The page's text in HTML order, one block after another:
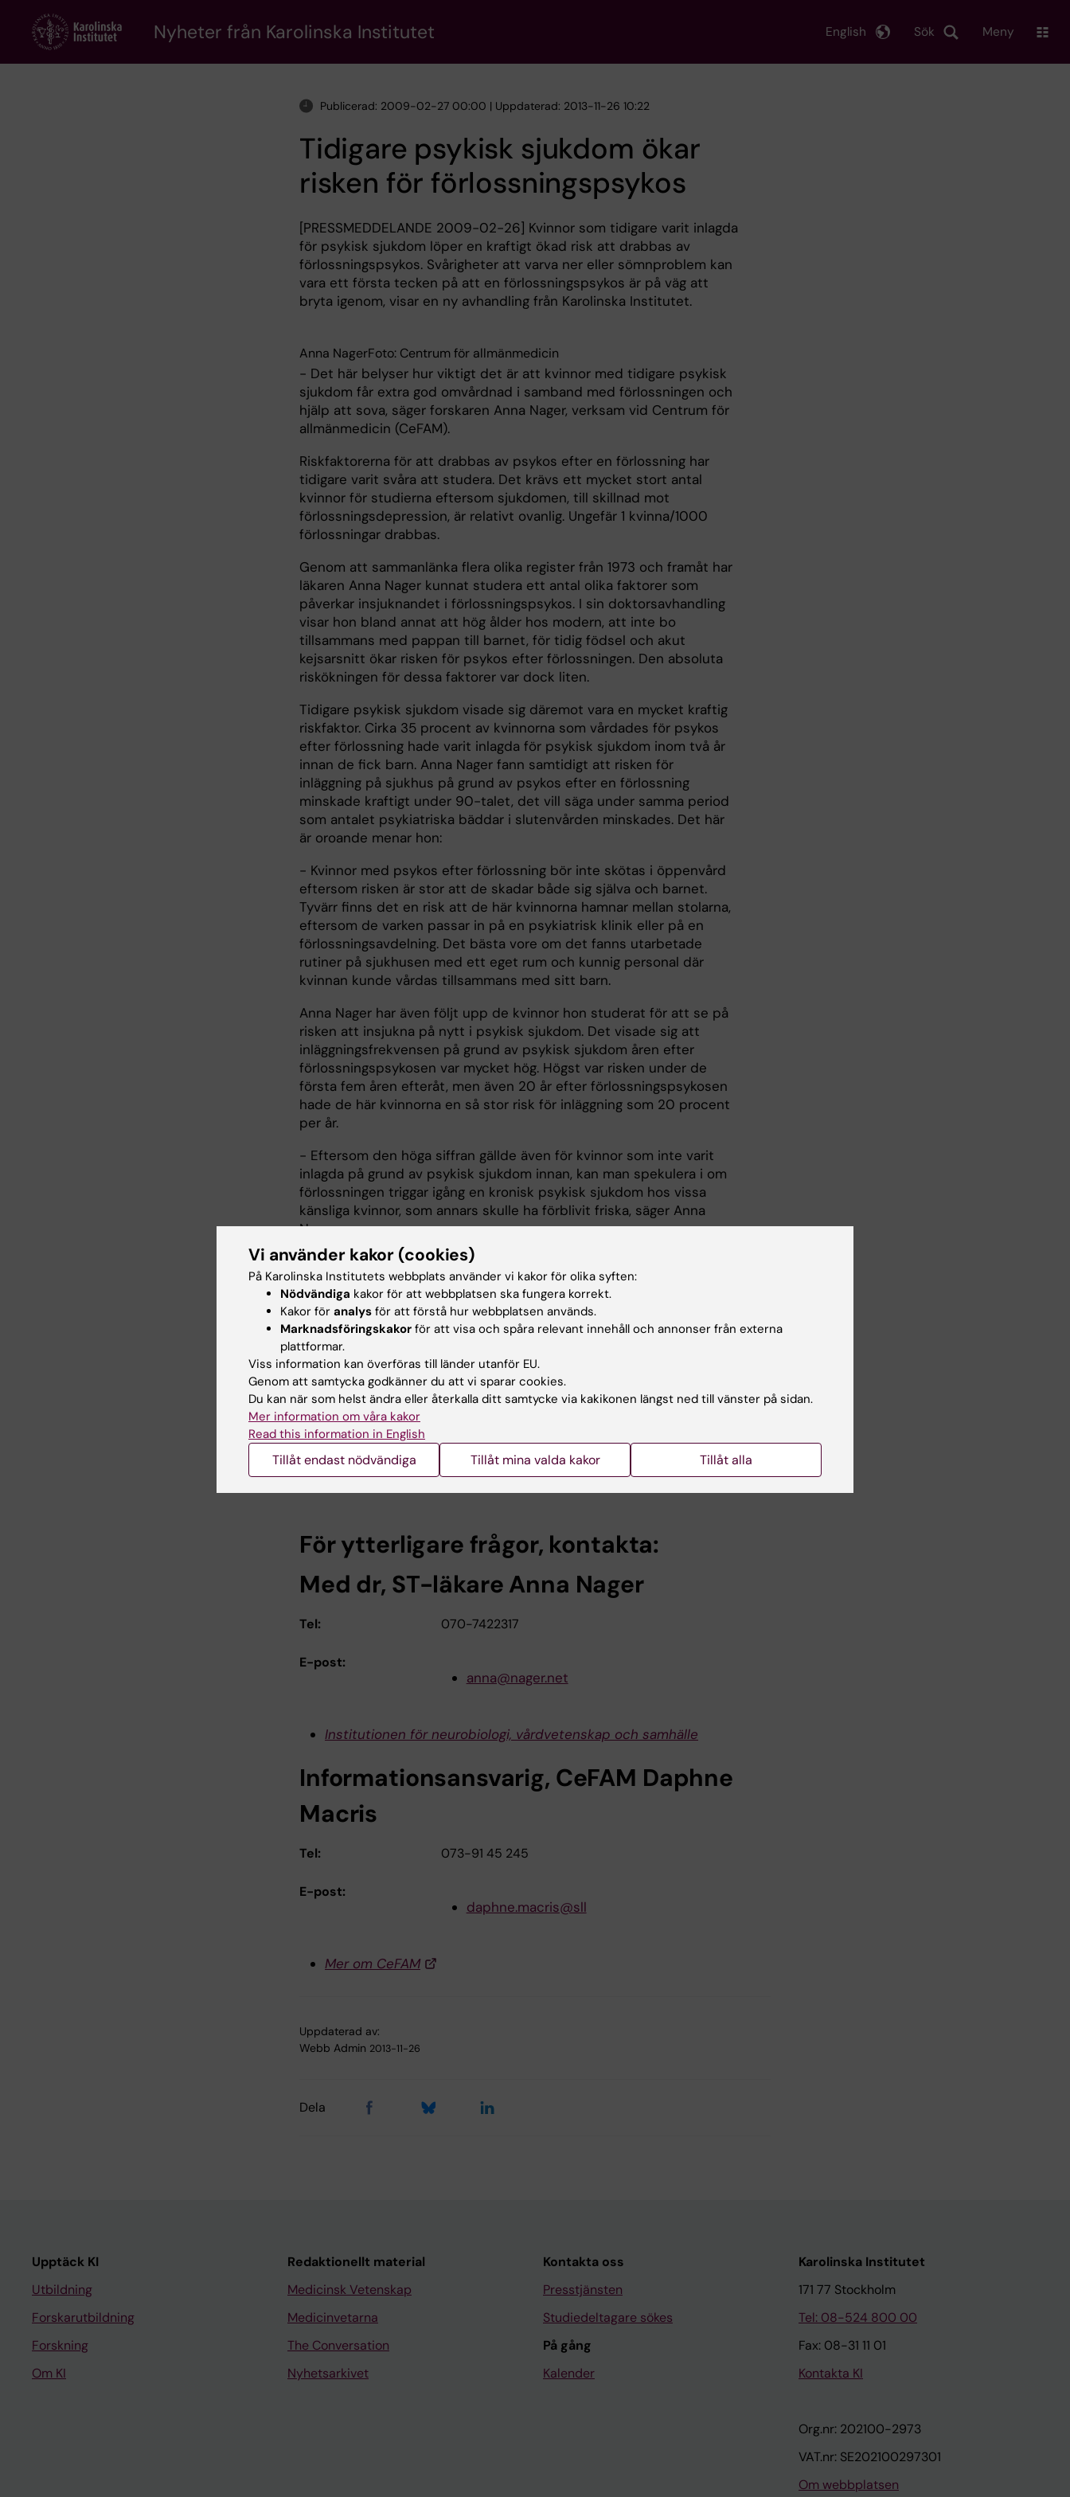
content
Nyheter från Karolinska Institutet Sök
English Meny
Publicerad: 2009-02-27 00:00 | Uppdaterad: 2013-11-26 10:22
Tidigare psykisk sjukdom ökar
risken för förlossningspsykos
[PRESSMEDDELANDE 2009-02-26] Kvinnor som tidigare varit inlagda
för psykisk sjukdom löper en kraftigt ökad risk att drabbas av
förlossningspsykos. Svårigheter att varva ner eller sömnproblem kan
vara ett första tecken på att en förlossningspsykos är på väg att
bryta igenom, visar en ny avhandling från Karolinska Institutet.
Anna NagerFoto: Centrum för allmänmedicin
- Det här belyser hur viktigt det är att kvinnor med tidigare psykisk
sjukdom får extra god omvårdnad i samband med förlossningen och
hjälp att sova, säger forskaren Anna Nager, verksam vid Centrum för
allmänmedicin (CeFAM).
Riskfaktorerna för att drabbas av psykos efter en förlossning har
tidigare varit svåra att studera. Det krävs ett mycket stort antal
kvinnor för studierna eftersom sjukdomen, till skillnad mot
förlossningsdepression, är relativt ovanlig. Ungefär 1 kvinna/1000
förlossningar drabbas.
Genom att sammanlänka flera olika register från 1973 och framåt har
läkaren Anna Nager kunnat studera ett antal olika faktorer som
påverkar insjuknandet i förlossningspsykos. I sin doktorsavhandling
visar hon bland annat att hög ålder hos modern, att inte bo
tillsammans med pappan till barnet, för tidig födsel och akut
kejsarsnitt ökar risken för psykos efter förlossningen. Den absoluta
riskökningen för dessa faktorer var dock liten.
Tidigare psykisk sjukdom visade sig däremot vara en mycket kraftig
riskfaktor. Cirka 35 procent av kvinnorna som vårdades för psykos
efter förlossning hade varit inlagda för psykisk sjukdom inom två år
innan de fick barn. Anna Nager fann samtidigt att risken för
inläggning på sjukhus på grund av psykos efter en förlossning
minskade kraftigt under 90-talet, det vill säga under samma period
som antalet psykiatriska bäddar i slutenvården minskades. Det här
är oroande menar hon:
- Kvinnor med psykos efter förlossning bör inte skötas i öppenvård
eftersom risken är stor att de skadar både sig själva och barnet.
Tyvärr finns det en risk att de här kvinnorna hamnar mellan stolarna,
eftersom de varken passar in på en psykiatrisk klinik eller på en
förlossningsavdelning. Det bästa vore om det fanns utarbetade
rutiner på sjukhusen med ett eget rum och kunnig personal där
kvinnan kunde vårdas tillsammans med sitt barn.
Anna Nager har även följt upp de kvinnor hon studerat för att se på
risken att insjukna på nytt i psykisk sjukdom. Det visade sig att
inläggningsfrekvensen på grund av psykisk sjukdom åren efter
förlossningspsykosen var mycket hög. Högst var risken under de
första fem åren efteråt, men även 20 år efter förlossningspsykosen
hade de här kvinnorna en så stor risk för inläggning som 20 procent
per år.
- Eftersom den höga siffran gällde även för kvinnor som inte varit
inlagda på grund av psykisk sjukdom innan, kan man spekulera i om
förlossningen triggar igång en kronisk psykisk sjukdom hos vissa
känsliga kvinnor, som annars skulle ha förblivit friska, säger Anna
Nager.
Avhandling:
Anna Nager
Postpartum Psychosis and the Association with
Sociodemographic and Obstetric Factors.
Institutionen för neurobiologi, vårdvetenskap och samhälle och
CeFAM
Läs avhandlingen
För ytterligare frågor, kontakta:
Med dr, ST-läkare Anna Nager
Tel: 070-7422317
E-post:
anna@nager.net
Institutionen för neurobiologi, vårdvetenskap och samhälle
Informationsansvarig, CeFAM Daphne
Macris
Tel: 073-91 45 245
E-post:
daphne.macris@sll
Mer om CeFAM
Uppdaterad av:
Webb Admin 2013-11-26
Dela
Upptäck KI
Utbildning
Forskarutbildning
Forskning
Om KI
Redaktionellt material
Medicinsk Vetenskap
Medicinvetarna
The Conversation
Nyhetsarkivet
Kontakta oss
Presstjänsten
Studiedeltagare sökes
På gång
Kalender
Karolinska Institutet
171 77 Stockholm
Tel: 08-524 800 00
Fax: 08-31 11 01
Kontakta KI
Org.nr: 202100-2973
VAT.nr: SE202100297301
Om webbplatsen
Vi använder kakor (cookies)
På Karolinska Institutets webbplats använder vi kakor för olika syften:
Nödvändiga kakor för att webbplatsen ska fungera korrekt.
Kakor för analys för att förstå hur webbplatsen används.
Marknadsföringskakor för att visa och spåra relevant innehåll och annonser från externa
plattformar.
Viss information kan överföras till länder utanför EU.
Genom att samtycka godkänner du att vi sparar cookies.
Du kan när som helst ändra eller återkalla ditt samtycke via kakikonen längst ned till vänster på sidan.
Mer information om våra kakor
Read this information in English
Tillåt endast nödvändiga Tillåt mina valda kakor Tillåt alla